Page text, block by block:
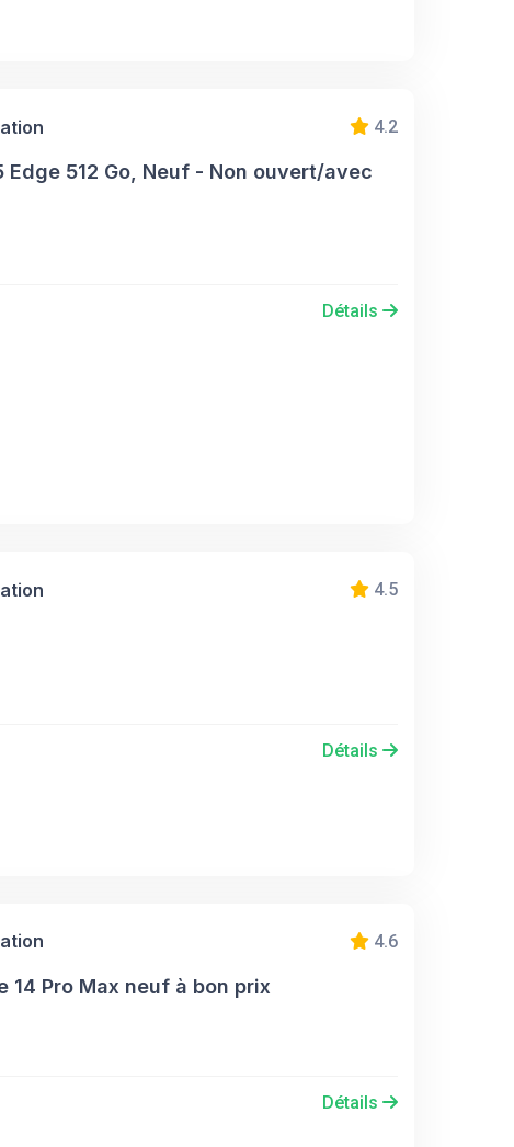
4.2
Edge 512 Go, Neuf - Non ouvert/avec
Détails
4.5
Détails
4.6
14 Pro Max neuf à bon prix
Détails